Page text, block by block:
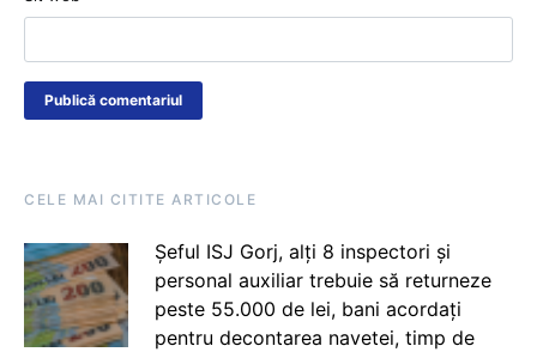
CELE MAI CITITE ARTICOLE
Șeful ISJ Gorj, alți 8 inspectori și
personal auxiliar trebuie să returneze
peste 55.000 de lei, bani acordați
pentru decontarea navetei, timp de